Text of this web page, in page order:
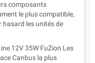
composants
le plus compatible,
hasard les unités de
12V 35W FuZion Les
Canbus la plus